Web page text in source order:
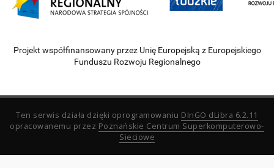
Projekt współfinansowany przez Unię Europejską z Europejskiego
Funduszu Rozwoju Regionalnego
Ten serwis działa dzięki oprogramowaniu DInGO dLibra 6.2.11
opracowanemu przez Poznańskie Centrum Superkomputerowo-
Sieciowe